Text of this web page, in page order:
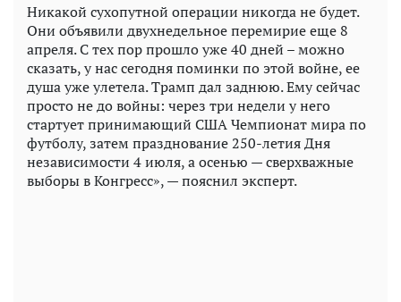
Никакой сухопутной операции никогда не будет.
Они объявили двухнедельное перемирие еще 8
апреля. С тех пор прошло уже 40 дней – можно
сказать, у нас сегодня поминки по этой войне, ее
душа уже улетела. Трамп дал заднюю. Ему сейчас
просто не до войны: через три недели у него
стартует принимающий США Чемпионат мира по
футболу, затем празднование 250-летия Дня
независимости 4 июля, а осенью — сверхважные
выборы в Конгресс», — пояснил эксперт.